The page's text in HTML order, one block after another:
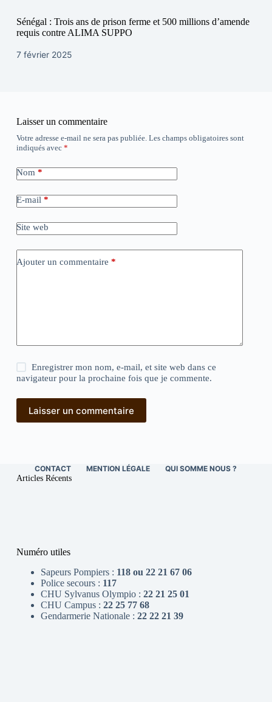
Sénégal : Trois ans de prison ferme et 500 millions d’amende
requis contre ALIMA SUPPO
7 février 2025
Laisser un commentaire
Votre adresse e-mail ne sera pas publiée. Les champs obligatoires sont
indiqués avec *
Nom *
E-mail *
Site web
Ajouter un commentaire *
Enregistrer mon nom, e-mail, et site web dans ce
navigateur pour la prochaine fois que je commente.
Laisser un commentaire
CONTACT MENTION LÉGALE QUI SOMME NOUS ?
Articles Récents
Numéro utiles
Sapeurs Pompiers : 118 ou 22 21 67 06
Police secours : 117
CHU Sylvanus Olympio : 22 21 25 01
CHU Campus : 22 25 77 68
Gendarmerie Nationale : 22 22 21 39